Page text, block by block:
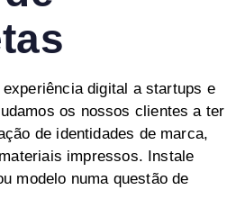
digital a startups e
os nossos clientes a ter
de identidades de marca,
impressos. Instale
modelo numa questão de